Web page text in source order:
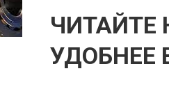
ЧИТАЙТЕ
УДОБНЕЕ